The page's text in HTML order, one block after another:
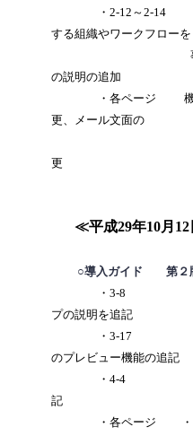
・2-12～2-14 社
する組織やワークフローを
事前に設定
の説明の追加
・各ページ 機能
更、メール文面の
更
≪平成29年10月
○導入ガイド 第２
・3-8 利用
プの説明を追記
・3-17 利用開
のプレビュー機能の追記
・4-4 源泉徴
記
・各ページ ・源